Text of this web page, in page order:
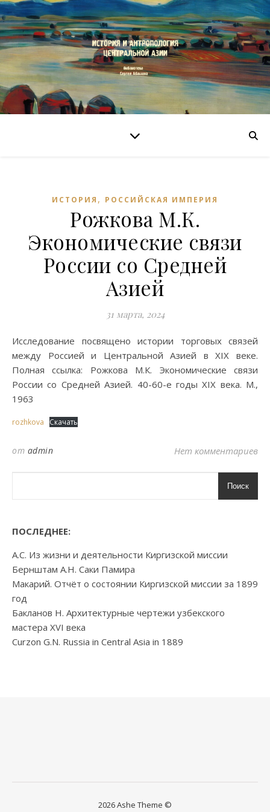
ИСТОРИЯ , РОССИЙСКАЯ ИМПЕРИЯ
Рожкова М.К.
Экономические связи
России со Средней
Азией
31 марта, 2024
Исследование посвящено истории торговых связей
между Россией и Центральной Азией в XIX веке.
Полная ссылка: Рожкова М.К. Экономические связи
России со Средней Азией. 40-60-е годы XIX века. М.,
1963
rozhkova Скачать
от admin Нет комментариев
Поиск
ПОСЛЕДНЕЕ:
А.С. Из жизни и деятельности Киргизской миссии
Бернштам А.Н. Саки Памира
Макарий. Отчёт о состоянии Киргизской миссии за 1899
год
Бакланов Н. Архитектурные чертежи узбекского
мастера XVI века
Curzon G.N. Russia in Central Asia in 1889
2026 Ashe Theme ©